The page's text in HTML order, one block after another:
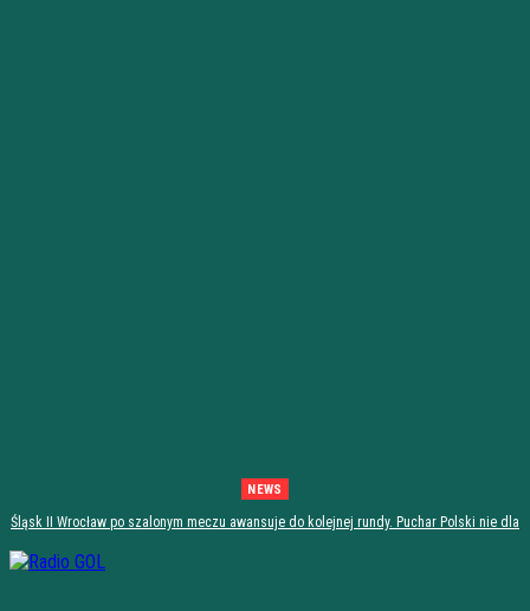
NEWS
Śląsk II Wrocław po szalonym meczu awansuje do kolejnej rundy. Puchar Polski nie dla